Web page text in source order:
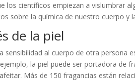
los científicos empiezan a vislumbrar
sobre la química de nuestro cuerpo y
de la piel
sensibilidad al cuerpo de otra persona
la piel puede ser portadora de
Más de 150 fragancias están